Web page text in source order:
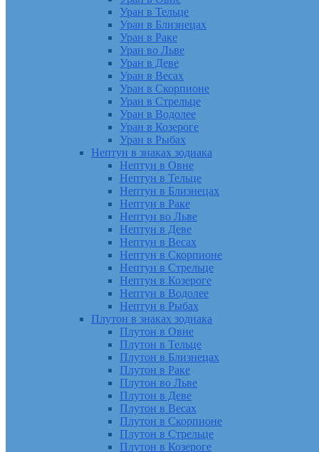
Уран в Тельце
Уран в Близнецах
Уран в Раке
Уран во Льве
Уран в Деве
Уран в Весах
Уран в Скорпионе
Уран в Стрельце
Уран в Водолее
Уран в Козероге
Уран в Рыбах
Нептун в знаках зодиака
Нептун в Овне
Нептун в Тельце
Нептун в Близнецах
Нептун в Раке
Нептун во Льве
Нептун в Деве
Нептун в Весах
Нептун в Скорпионе
Нептун в Стрельце
Нептун в Козероге
Нептун в Водолее
Нептун в Рыбах
Плутон в знаках зодиака
Плутон в Овне
Плутон в Тельце
Плутон в Близнецах
Плутон в Раке
Плутон во Льве
Плутон в Деве
Плутон в Весах
Плутон в Скорпионе
Плутон в Стрельце
Плутон в Козероге